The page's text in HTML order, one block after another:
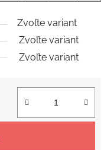
Zvoľte variant
Zvoľte variant
Zvoľte variant